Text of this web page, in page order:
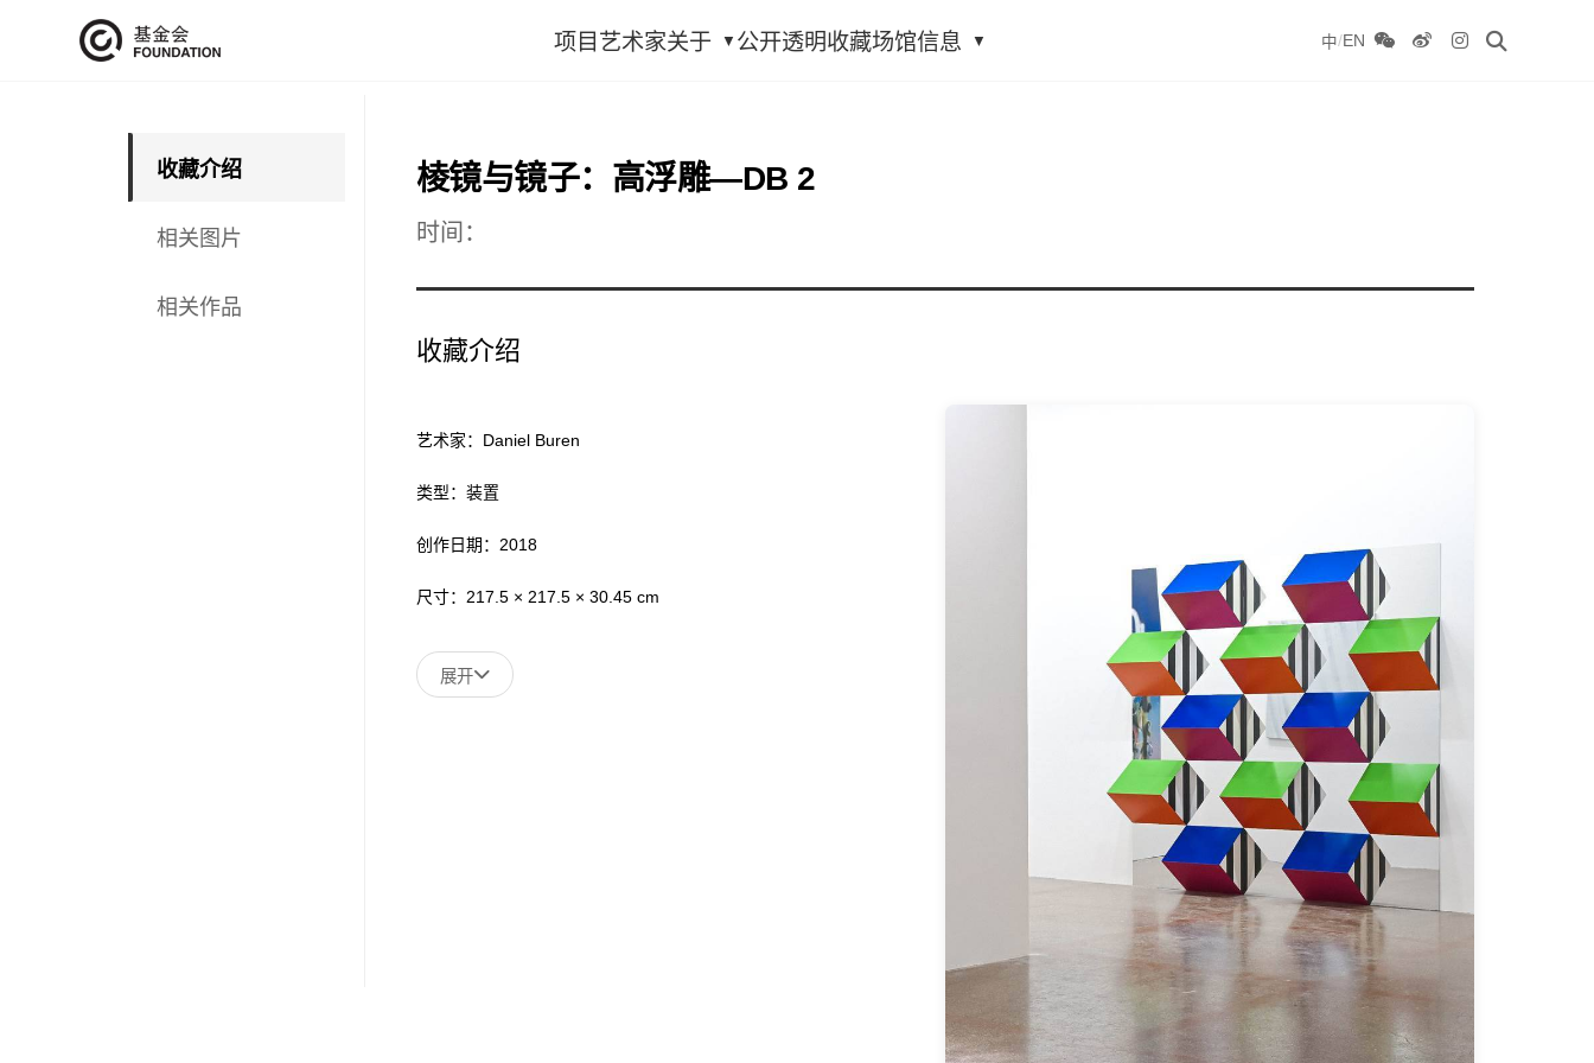
项目 艺术家关于 公开透明收藏场馆信息 中/EN
收藏介绍
相关图片
相关作品
棱镜与镜子：高浮雕—DB 2
时间：
收藏介绍
艺术家：Daniel Buren
类型：装置
创作日期：2018
尺寸：217.5 × 217.5 × 30.45 cm
展开